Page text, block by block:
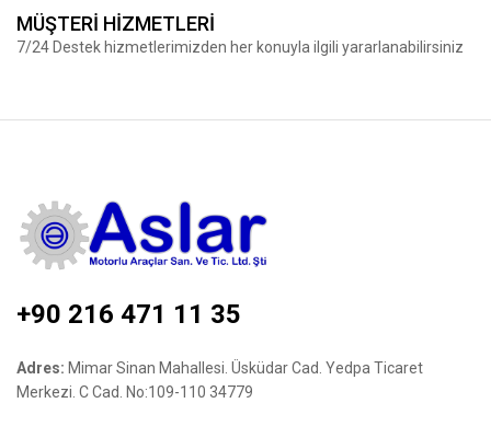
MÜŞTERİ HİZMETLERİ
7/24 Destek hizmetlerimizden her konuyla ilgili yararlanabilirsiniz
+90 216 471 11 35
Adres: Mimar Sinan Mahallesi. Üsküdar Cad. Yedpa Ticaret
Merkezi. C Cad. No:109-110 34779